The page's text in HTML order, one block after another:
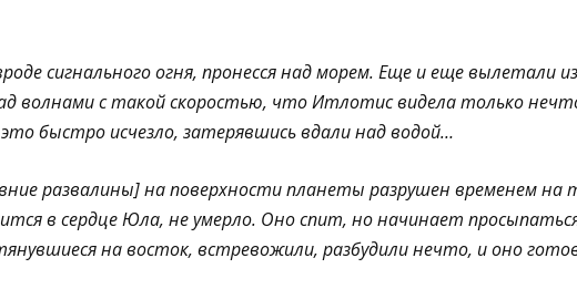
сигнального огня, пронесся над морем. Еще и еще вылетали
волнами с такой скоростью, что Итлотис видела только
это быстро исчезло, затерявшись вдали над водой…
развалины] на поверхности планеты разрушен временем на
в сердце Юла, не умерло. Оно спит, но начинает
на восток, встревожили, разбудили нечто, и оно